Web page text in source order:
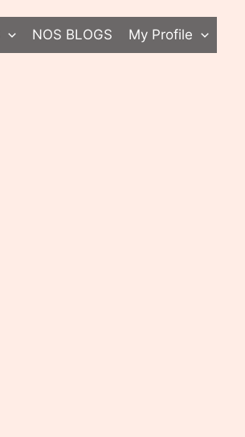
NOS BLOGS My Profile